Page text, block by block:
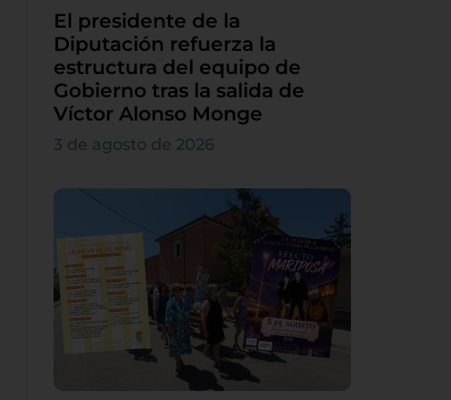
El presidente de la
Diputación refuerza la
estructura del equipo de
Gobierno tras la salida de
Víctor Alonso Monge
3 de agosto de 2026